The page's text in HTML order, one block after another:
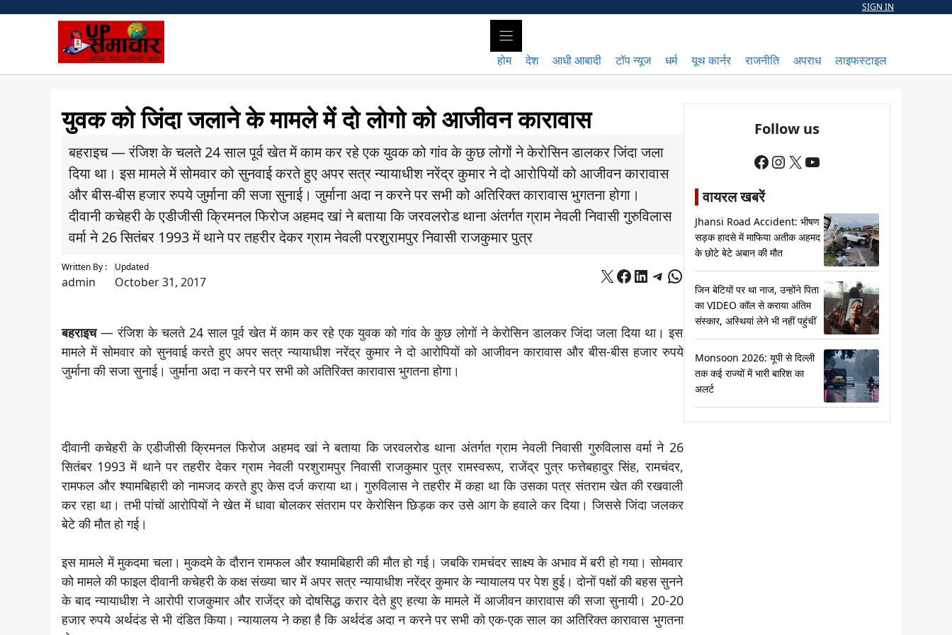
SIGN IN
होम देश आधी आबादी टॉप न्यूज धर्म यूथ कार्नर राजनीति अपराध लाइफस्टाइल
युवक को जिंदा जलाने के मामले में दो लोगो को आजीवन कारावास
बहराइच — रंजिश के चलते 24 साल पूर्व खेत में काम कर रहे एक युवक को गांव के कुछ लोगों ने केरोसिन डालकर जिंदा जला
दिया था। इस मामले में सोमवार को सुनवाई करते हुए अपर सत्र न्यायाधीश नरेंद्र कुमार ने दो आरोपियों को आजीवन कारावास
और बीस-बीस हजार रुपये जुर्माना की सजा सुनाई। जुर्माना अदा न करने पर सभी को अतिरिक्त कारावास भुगतना होगा।
दीवानी कचेहरी के एडीजीसी क्रिमनल फिरोज अहमद खां ने बताया कि जरवलरोड थाना अंतर्गत ग्राम नेवली निवासी गुरुविलास
वर्मा ने 26 सितंबर 1993 में थाने पर तहरीर देकर ग्राम नेवली परशुरामपुर निवासी राजकुमार पुत्र
Written By :
admin
Updated
October 31, 2017 X Facebook
LinkedIn
Telegram
WhatsApp
बहराइच— रंजिश के चलते 24 साल पूर्व खेत में काम कर रहे एक युवक को गांव के कुछ लोगों ने केरोसिन डालकर जिंदा जला दिया था। इस
मामले में सोमवार को सुनवाई करते हुए अपर सत्र न्यायाधीश नरेंद्र कुमार ने दो आरोपियों को आजीवन कारावास और बीस-बीस हजार रुपये
जुर्माना की सजा सुनाई। जुर्माना अदा न करने पर सभी को अतिरिक्त कारावास भुगतना होगा।
दीवानी कचेहरी के एडीजीसी क्रिमनल फिरोज अहमद खां ने बताया कि जरवलरोड थाना अंतर्गत ग्राम नेवली निवासी गुरुविलास वर्मा ने 26
सितंबर 1993 में थाने पर तहरीर देकर ग्राम नेवली परशुरामपुर निवासी राजकुमार पुत्र रामस्वरूप, राजेंद्र पुत्र फत्तेबहादुर सिंह, रामचंदर,
रामफल और श्यामबिहारी को नामजद करते हुए केस दर्ज कराया था। गुरुविलास ने तहरीर में कहा था कि उसका पत्र संतराम खेत की रखवाली
कर रहा था। तभी पांचों आरोपियों ने खेत में धावा बोलकर संतराम पर केरोसिन छिड़क कर उसे आग के हवाले कर दिया। जिससे जिंदा जलकर
बेटे की मौत हो गई।
इस मामले में मुकदमा चला। मुकदमे के दौरान रामफल और श्यामबिहारी की मौत हो गई। जबकि रामचंदर साक्ष्य के अभाव में बरी हो गया। सोमवार
को मामले की फाइल दीवानी कचेहरी के कक्ष संख्या चार में अपर सत्र न्यायाधीश नरेंद्र कुमार के न्यायालय पर पेश हुई। दोनों पक्षों की बहस सुनने
के बाद न्यायाधीश ने आरोपी राजकुमार और राजेंद्र को दोषसिद्ध करार देते हुए हत्या के मामले में आजीवन कारावास की सजा सुनायी। 20-20
हजार रुपये अर्थदंड से भी दंडित किया। न्यायालय ने कहा है कि अर्थदंड अदा न करने पर सभी को एक-एक साल का अतिरिक्त कारावास भुगतना
Follow us
Facebook
Instagram
X YouTube
वायरल खबरें
Jhansi Road Accident: भीषण
सड़क हादसे में माफिया अतीक अहमद
के छोटे बेटे अबान की मौत
जिन बेटियों पर था नाज, उन्होंने पिता
का VIDEO कॉल से कराया अंतिम
संस्कार, अस्थियां लेने भी नहीं पहुंचीं
Monsoon 2026: यूपी से दिल्ली
तक कई राज्यों में भारी बारिश का
अलर्ट